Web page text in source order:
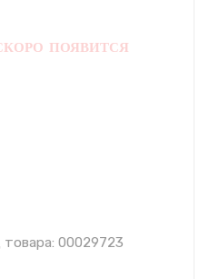
00029723